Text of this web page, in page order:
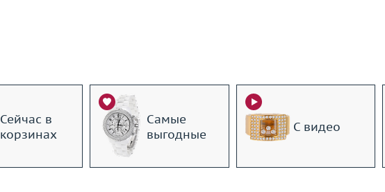
Сейчас в
корзинах
Самые
выгодные
С видео